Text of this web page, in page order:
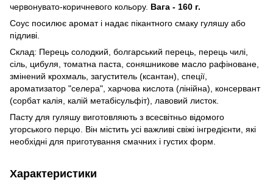
червонувато-коричневого кольору. Вага - 160 г.
Соус посилює аромат і надає пікантного смаку гуляшу або
підливі.
Склад: Перець солодкий, болгарський перець, перець чилі,
сіль, цибуля, томатна паста, соняшникове масло рафіноване,
змінений крохмаль, загуститель (ксантан), спеції,
ароматизатор "селера", харчова кислота (лінійна), консервант
(сорбат калія, калій метабісульфіт), лавовий листок.
Пасту для гуляшу виготовляють з всесвітньо відомого
угорського перцю. Він містить усі важливі свіжі інгредієнти, які
необхідні для приготування смачних і густих форм.
Характеристики